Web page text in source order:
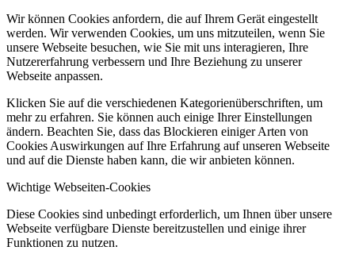
Wir können Cookies anfordern, die auf Ihrem Gerät eingestellt
werden. Wir verwenden Cookies, um uns mitzuteilen, wenn Sie
unsere Webseite besuchen, wie Sie mit uns interagieren, Ihre
Nutzererfahrung verbessern und Ihre Beziehung zu unserer
Webseite anpassen.
Klicken Sie auf die verschiedenen Kategorienüberschriften, um
mehr zu erfahren. Sie können auch einige Ihrer Einstellungen
ändern. Beachten Sie, dass das Blockieren einiger Arten von
Cookies Auswirkungen auf Ihre Erfahrung auf unseren Webseite
und auf die Dienste haben kann, die wir anbieten können.
Wichtige Webseiten-Cookies
Diese Cookies sind unbedingt erforderlich, um Ihnen über unsere
Webseite verfügbare Dienste bereitzustellen und einige ihrer
Funktionen zu nutzen.